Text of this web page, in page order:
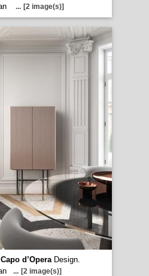
... [2 image(s)]
Capo d’OperaDesign.
... [2 image(s)]